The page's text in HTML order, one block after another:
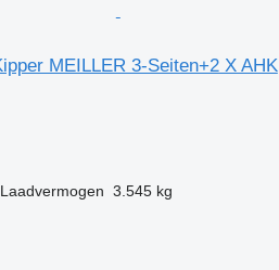
MEILLER 3-Seiten+2 X AHK
Laadvermogen 3.545 kg